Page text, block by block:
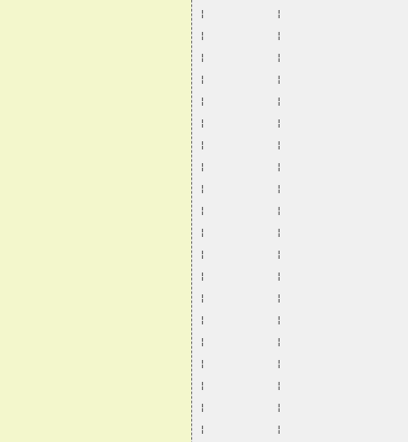
¦           ¦
¦           ¦
¦           ¦
¦           ¦
¦           ¦
¦           ¦
¦           ¦
¦           ¦
¦           ¦
¦           ¦
¦           ¦
¦           ¦
¦           ¦
¦           ¦
¦           ¦
¦           ¦
¦           ¦
¦           ¦
¦           ¦
¦           ¦